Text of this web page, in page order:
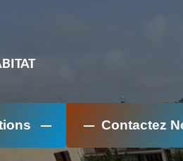
Contactez